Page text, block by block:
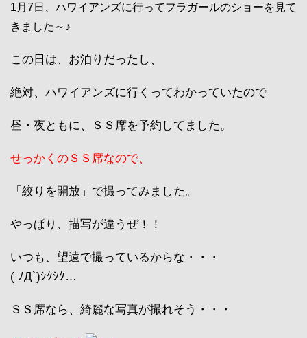
1月7日、ハワイアンズに行ってフラガールのショーを見て
きました～♪
この日は、お泊りだったし、
絶対、ハワイアンズに行くってわかっていたので
昼・夜ともに、ＳＳ席を予約してました。
せっかくのＳＳ席なので、
「絞りを開放」で撮ってみました。
やっぱり、描写が違うぜ！！
いつも、望遠で撮っているからな・・・
( ﾉД`)ｼｸｼｸ…
ＳＳ席なら、綺麗な写真が撮れそう・・・